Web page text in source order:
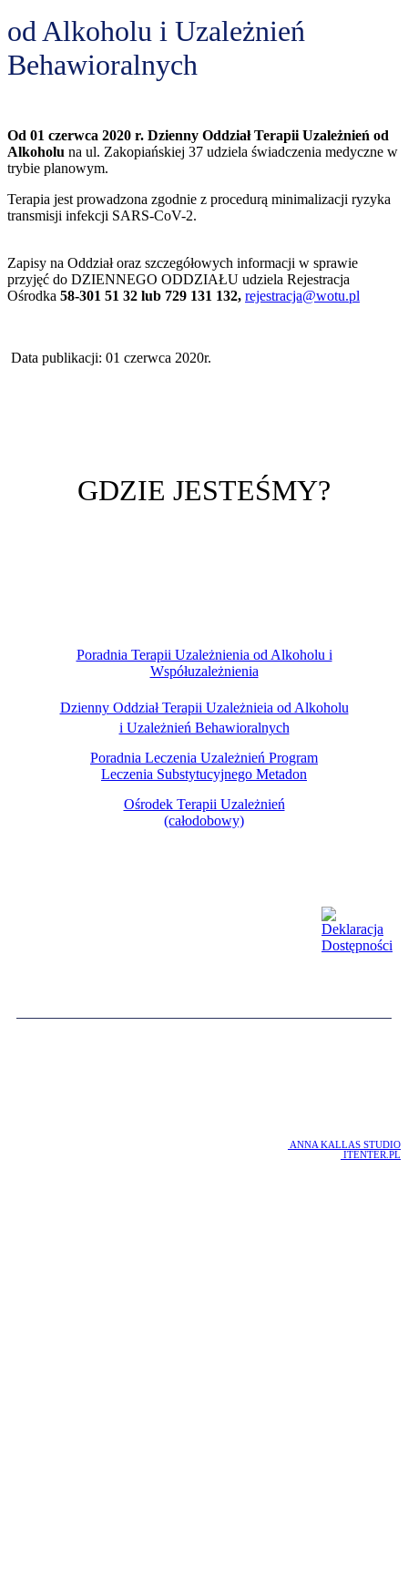
od Alkoholu i Uzależnień
Behawioralnych
Od 01 czerwca 2020 r. Dzienny Oddział Terapii Uzależnień od
Alkoholu na ul. Zakopiańskiej 37 udziela świadczenia medyczne w
trybie planowym.
Terapia jest prowadzona zgodnie z procedurą minimalizacji ryzyka
transmisji infekcji SARS-CoV-2.
Zapisy na Oddział oraz szczegółowych informacji w sprawie
przyjęć do DZIENNEGO ODDZIAŁU udziela Rejestracja
Ośrodka 58-301 51 32 lub 729 131 132, rejestracja@wotu.pl
Data publikacji: 01 czerwca 2020r.
GDZIE JESTEŚMY?
Poradnia Terapii Uzależnienia od Alkoholu i
Współuzależnienia
Dzienny Oddział Terapii Uzależnieia od Alkoholu
i Uzależnień Behawioralnych
Poradnia Leczenia Uzależnień Program
Leczenia Substytucyjnego Metadon
Ośrodek Terapii Uzależnień
(całodobowy)
ANNA KALLAS STUDIO
ITENTER.PL